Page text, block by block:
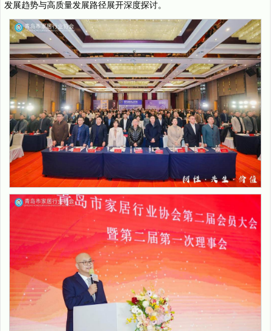
发展趋势与高质量发展路径展开深度探讨。